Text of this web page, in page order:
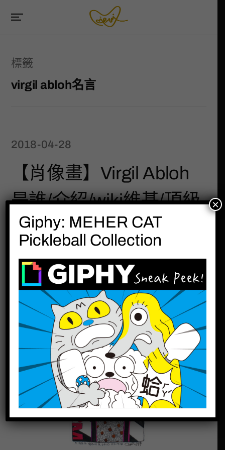
標籤
virgil abloh名言
2018-04-28
【肖像畫】Virgil Abloh
是誰/介紹/wiki維基/頂級
潮流品牌 OFF-WHITE
Giphy: MEHER CAT
Pickleball Collection
×